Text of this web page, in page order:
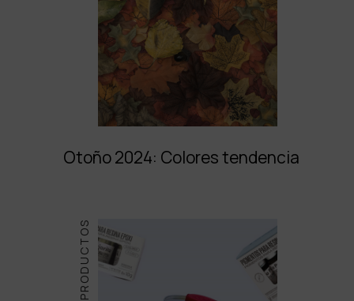
Otoño 2024: Colores tendencia
PRODUCTOS